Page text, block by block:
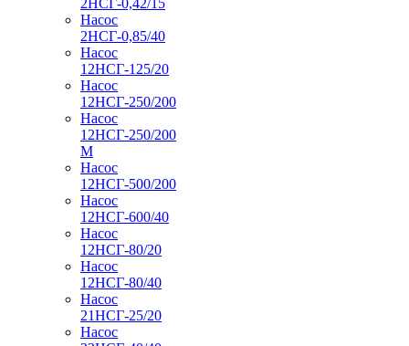
Насос
2НСГ-0,85/40
Насос
12НСГ-125/20
Насос
12НСГ-250/200
Насос
12НСГ-250/200
М
Насос
12НСГ-500/200
Насос
12НСГ-600/40
Насос
12НСГ-80/20
Насос
12НСГ-80/40
Насос
21НСГ-25/20
Насос